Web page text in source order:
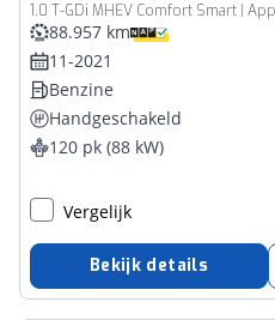
1.0 T-GDi MHEV Comfort Smart |
88.957 km
11-2021
Benzine
Handgeschakeld
120 pk (88 kW)
Vergelijk
Bekijk details